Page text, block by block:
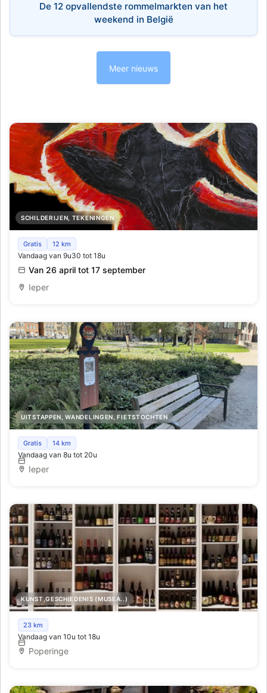
De 12 opvallendste rommelmarkten van het
weekend in België
Meer nieuws
SCHILDERIJEN, TEKENINGEN
Kleur-in-veelvoud
Gratis 12 km
Vandaag van 9u30 tot 18u
Van 26 april tot 17 september
Ieper
UITSTAPPEN, WANDELINGEN, FIETSTOCHTEN
Qr wandeling: Ieper, metropool van de middeleeuwen
Gratis 14 km
Vandaag van 8u tot 20u
Ieper
KUNST,GESCHIEDENIS (MUSEA..)
Hopmuseum
23 km
Vandaag van 10u tot 18u
Poperinge